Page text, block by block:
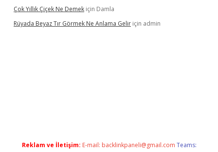
Çok Yıllık Çiçek Ne Demek için Damla
Rüyada Beyaz Tır Görmek Ne Anlama Gelir için admin
Reklam ve İletişim: E-mail: backlinkpaneli@gmail.com Teams: